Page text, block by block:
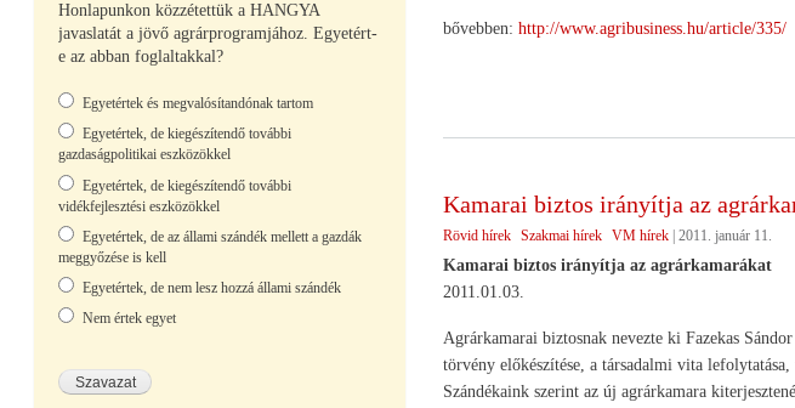
bővebben: http://www.agribusiness.hu/article/335/
Kamarai biztos irányítja az
Rövid hírek Szakmai hírek VM hírek | 2011. január 11.
Kamarai biztos irányítja az agrárkamarákat
2011.01.03.
Agrárkamarai biztosnak nevezte ki Fazekas
törvény előkészítése, a társadalmi vita
Szándékaink szerint az új agrárkamara
Honlapunkon közzétettük a HANGYA
javaslatát a jövő agrárprogramjához. Egyetért-
e az abban foglaltakkal?
Választások
Egyetértek és megvalósítandónak tartom
Egyetértek, de kiegészítendő további
gazdaságpolitikai eszközökkel
Egyetértek, de kiegészítendő további
vidékfejlesztési eszközökkel
Egyetértek, de az állami szándék mellett a gazdák
meggyőzése is kell
Egyetértek, de nem lesz hozzá állami szándék
Nem értek egyet